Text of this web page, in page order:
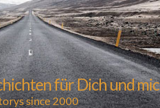
für Dich und
since 2000